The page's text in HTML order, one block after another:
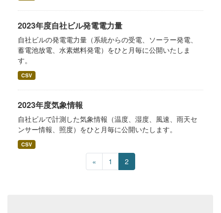
2023年度自社ビル発電電力量
自社ビルの発電電力量（系統からの受電、ソーラー発電、
蓄電池放電、水素燃料発電）をひと月毎に公開いたしま
す。
CSV
2023年度気象情報
自社ビルで計測した気象情報（温度、湿度、風速、雨天セ
ンサー情報、照度）をひと月毎に公開いたします。
CSV
« 1 2